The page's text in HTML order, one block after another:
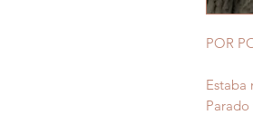
POR
Estaba